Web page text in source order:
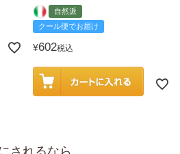
自然派
クール便でお届け
¥602税込
されるなら